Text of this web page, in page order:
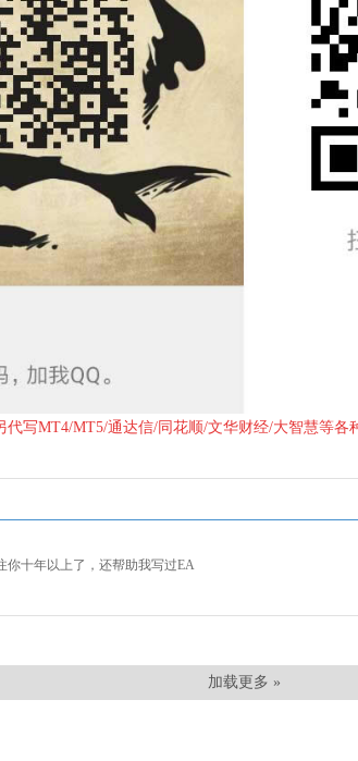
代写MT4/MT5/通达信/同花顺/文华财经/大智慧等各
你十年以上了，还帮助我写过EA
加载更多 »